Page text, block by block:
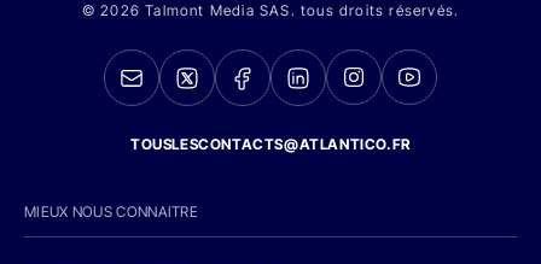
© 2026 Talmont Media SAS. tous droits réservés.
TOUSLESCONTACTS@ATLANTICO.FR
MIEUX NOUS CONNAITRE